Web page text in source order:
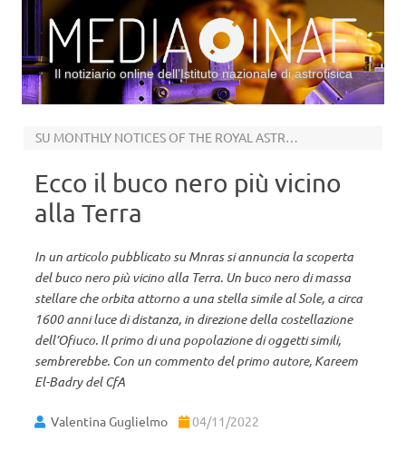
Il notiziario online dell’Istituto nazionale di astrofisica
SU MONTHLY NOTICES OF THE ROYAL ASTRONOMICAL SOCIETY
Ecco il buco nero più vicino
alla Terra
In un articolo pubblicato su Mnras si annuncia la scoperta
del buco nero più vicino alla Terra. Un buco nero di massa
stellare che orbita attorno a una stella simile al Sole, a circa
1600 anni luce di distanza, in direzione della costellazione
dell’Ofiuco. Il primo di una popolazione di oggetti simili,
sembrerebbe. Con un commento del primo autore, Kareem
El-Badry del CfA
Valentina Guglielmo 04/11/2022